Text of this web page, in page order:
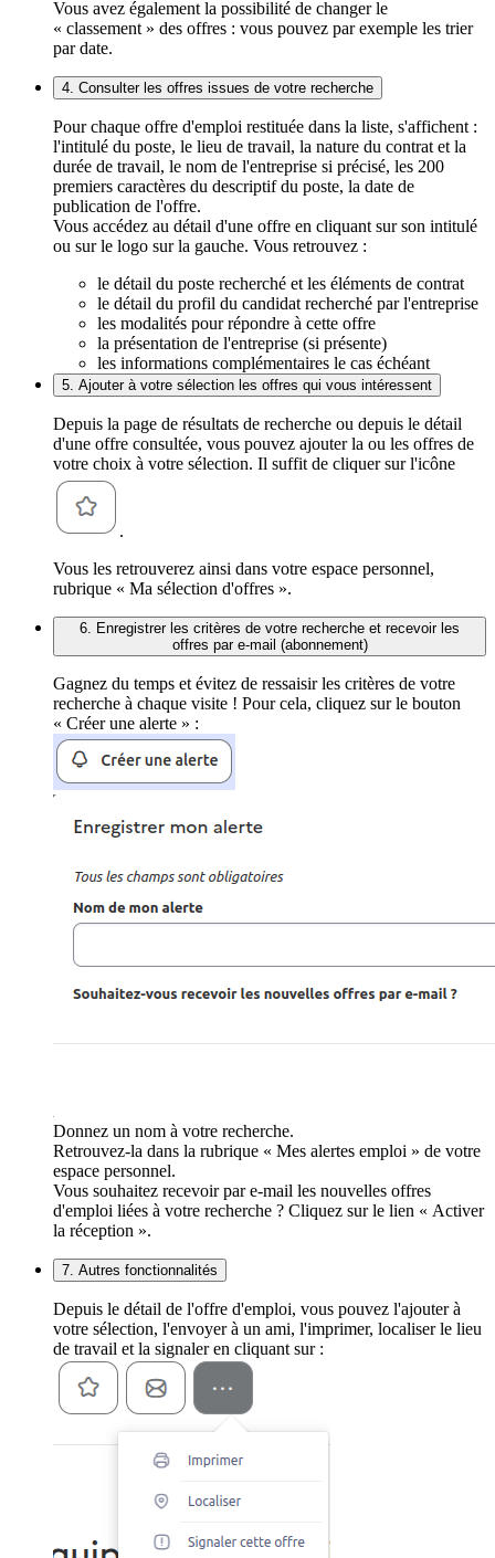
Vous avez également la possibilité de changer le
« classement » des offres : vous pouvez par exemple les trier
par date.
4. Consulter les offres issues de votre recherche
Pour chaque offre d'emploi restituée dans la liste, s'affichent :
l'intitulé du poste, le lieu de travail, la nature du contrat et la
durée de travail, le nom de l'entreprise si précisé, les 200
premiers caractères du descriptif du poste, la date de
publication de l'offre.
Vous accédez au détail d'une offre en cliquant sur son intitulé
ou sur le logo sur la gauche. Vous retrouvez :
le détail du poste recherché et les éléments de contrat
le détail du profil du candidat recherché par l'entreprise
les modalités pour répondre à cette offre
la présentation de l'entreprise (si présente)
les informations complémentaires le cas échéant
5. Ajouter à votre sélection les offres qui vous intéressent
Depuis la page de résultats de recherche ou depuis le détail
d'une offre consultée, vous pouvez ajouter la ou les offres de
votre choix à votre sélection. Il suffit de cliquer sur l'icône
.
Vous les retrouverez ainsi dans votre espace personnel,
rubrique « Ma sélection d'offres ».
6. Enregistrer les critères de votre recherche et recevoir les
offres par e-mail (abonnement)
Gagnez du temps et évitez de ressaisir les critères de votre
recherche à chaque visite ! Pour cela, cliquez sur le bouton
« Créer une alerte » :
Donnez un nom à votre recherche.
Retrouvez-la dans la rubrique « Mes alertes emploi » de votre
espace personnel.
Vous souhaitez recevoir par e-mail les nouvelles offres
d'emploi liées à votre recherche ? Cliquez sur le lien « Activer
la réception ».
7. Autres fonctionnalités
Depuis le détail de l'offre d'emploi, vous pouvez l'ajouter à
votre sélection, l'envoyer à un ami, l'imprimer, localiser le lieu
de travail et la signaler en cliquant sur :